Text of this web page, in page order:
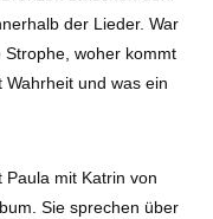
der Lieder. War
woher kommt
und was ein
Paula mit Katrin von
Sie sprechen über